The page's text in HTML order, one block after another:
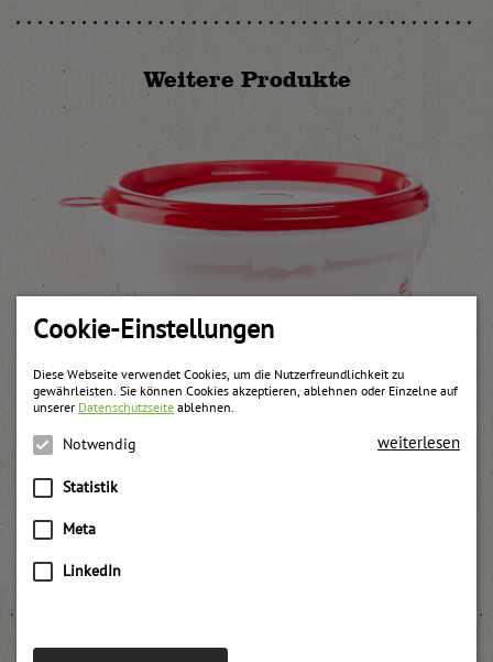
Cookie-Einstellungen
Diese Webseite verwendet Cookies, um die Nutzerfreundlichkeit zu
gewährleisten. Sie können Cookies akzeptieren, ablehnen oder Einzelne auf
unserer Datenschutzseite ablehnen.
Notwendig
Statistik
Meta
LinkedIn
weiterlesen
Weitere Produkte